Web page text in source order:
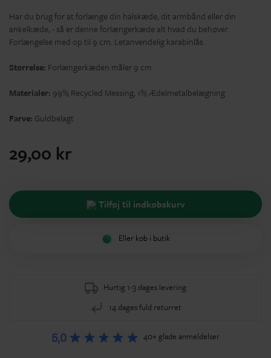
Har du brug for at forlænge din halskæde, dit armbånd eller din
ankelkæde, - så er denne forlængerkæde alt hvad du behøver.
Forlængelse med op til 9 cm. Letanvendelig karabinlås.
Størrelse: Forlængerkæden måler 9 cm
Materialer: 99% Recycled Messing, 1% Ædelmetalbelægning
Farve: Guldbelagt
29,00 kr
Tilføj til indkøbskurv
Eller køb i butik
Hurtig 1-3 dages levering
14 dages fuld returret
40+ glade anmeldelser